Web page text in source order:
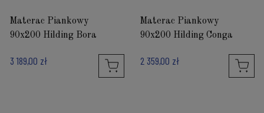
Materac Piankowy
90x200 Hilding Bora
3 189,00 zł
Materac Piankowy
90x200 Hilding Conga
2 359,00 zł